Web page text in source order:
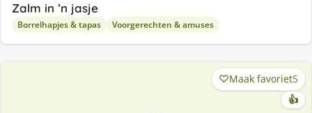
Zalm in ’n jasje
Borrelhapjes & tapas Voorgerechten & amuses
Maak favoriet5
👍